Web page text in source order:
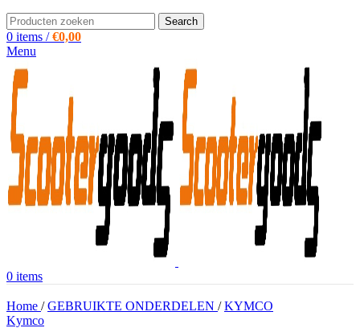
Search
0 items / €0,00
Menu
0 items
Home / GEBRUIKTE ONDERDELEN / KYMCO
Kymco